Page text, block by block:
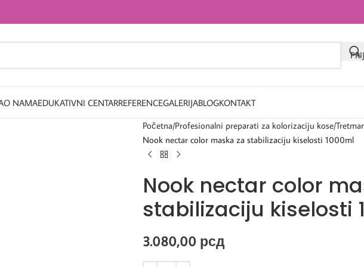
O NAMAEDUKATIVNI CENTARREFERENCEGALERIJABLOGKONTAKT
Početna Profesionalni preparati za kolorizaciju kose
Nook nectar color maska za stabilizaciju kiselosti 1000ml
Nook nectar color
stabilizaciju kiselosti
3.080,00 рсд